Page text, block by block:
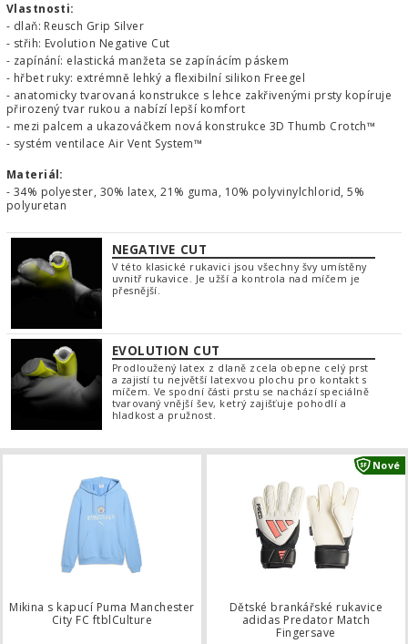
Vlastnosti:
- dlaň: Reusch Grip Silver
- střih: Evolution Negative Cut
- zapínání: elastická manžeta se zapínácím páskem
- hřbet ruky: extrémně lehký a flexibilní silikon Freegel
- anatomicky tvarovaná konstrukce s lehce zakřivenými prsty kopíruje
přirozený tvar rukou a nabízí lepší komfort
- mezi palcem a ukazováčkem nová konstrukce 3D Thumb Crotch™
- systém ventilace Air Vent System™
Materiál:
- 34% polyester, 30% latex, 21% guma, 10% polyvinylchlorid, 5%
polyuretan
NEGATIVE CUT
V této klasické rukavici jsou všechny švy umístěny
uvnitř rukavice. Je užší a kontrola nad míčem je
přesnější.
EVOLUTION CUT
Prodloužený latex z dlaně zcela obepne celý prst
a zajistí tu největší latexvou plochu pro kontakt s
míčem. Ve spodní části prstu se nachází speciálně
tvarovaný vnější šev, ketrý zajišťuje pohodlí a
hladkost a pružnost.
Mikina s kapucí Puma Manchester
City FC ftblCulture
Mikina s kapucí Puma Manchester
Dětské brankářské rukavice
adidas Predator Match
Fingersave
Nové